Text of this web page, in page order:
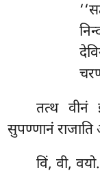
तत्थ वीनं
सुपण्णानं राजाति
विं, वी,